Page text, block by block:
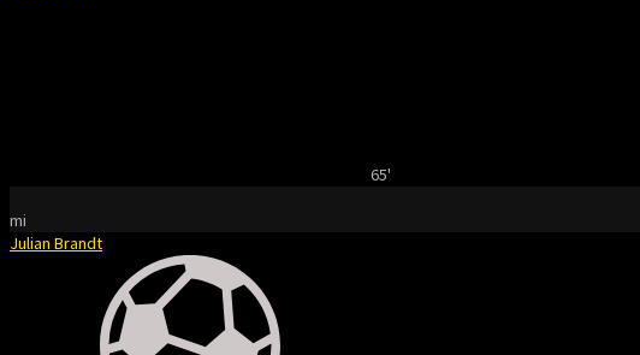
65'
mi
Julian Brandt